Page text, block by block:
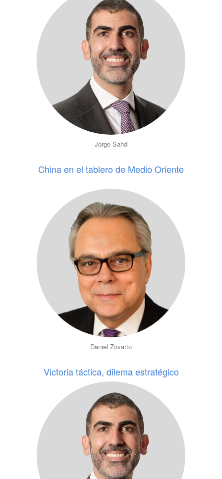
Jorge Sahd
China en el tablero de Medio Oriente
Daniel Zovatto
Victoria táctica, dilema estratégico